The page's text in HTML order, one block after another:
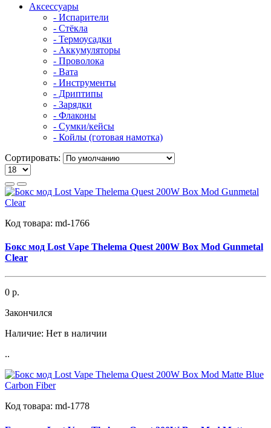
Аксессуары
- Испарители
- Стёкла
- Термоусадки
- Аккумуляторы
- Проволока
- Вата
- Инструменты
- Дриптипы
- Зарядки
- Флаконы
- Сумки/кейсы
- Койлы (готовая намотка)
Сортировать:
Код товара: md-1766
Бокс мод Lost Vape Thelema Quest 200W Box Mod Gunmetal
Clear
0 р.
Закончился
Наличие: Нет в наличии
..
Код товара: md-1778